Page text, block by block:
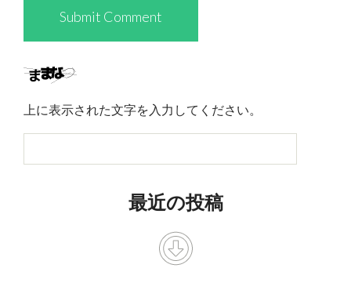
上に表示された文字を入力してください。
最近の投稿